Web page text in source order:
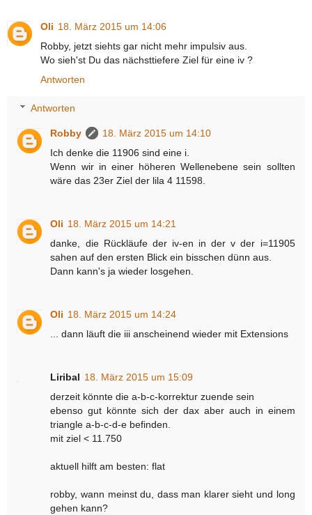
Oli 18. März 2015 um 14:06
Robby, jetzt siehts gar nicht mehr impulsiv aus.
Wo sieh'st Du das nächsttiefere Ziel für eine iv ?
Antworten
Antworten
Robby
18. März 2015 um 14:10
Ich denke die 11906 sind eine i.
Wenn wir in einer höheren Wellenebene sein sollten
wäre das 23er Ziel der lila 4 11598.
Oli 18. März 2015 um 14:21
danke, die Rückläufe der iv-en in der v der i=11905
sahen auf den ersten Blick ein bisschen dünn aus.
Dann kann's ja wieder losgehen.
Oli 18. März 2015 um 14:24
... dann läuft die iii anscheinend wieder mit Extensions
Liribal 18. März 2015 um 15:09
derzeit könnte die a-b-c-korrektur zuende sein
ebenso gut könnte sich der dax aber auch in einem
triangle a-b-c-d-e befinden.
mit ziel < 11.750
aktuell hilft am besten: flat
robby, wann meinst du, dass man klarer sieht und long
gehen kann?